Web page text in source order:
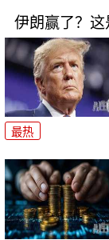
伊朗赢了？这
最热